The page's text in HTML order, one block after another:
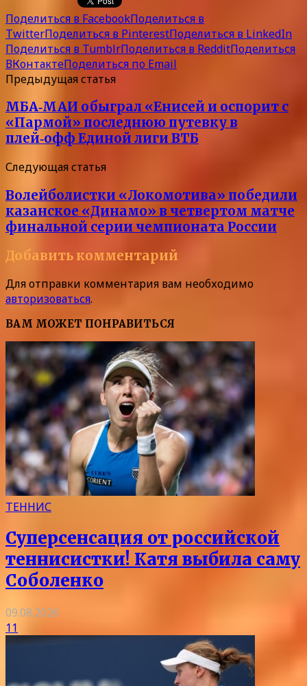
Поделиться в FacebookПоделиться в
TwitterПоделиться в PinterestПоделиться в LinkedIn
Поделиться в TumblrПоделиться в RedditПоделиться
ВКонтактеПоделиться по Email
Предыдущая статья
МБА‑МАИ обыграл «Енисей и оспорит с
«Пармой» последнюю путевку в
плей‑офф Единой лиги ВТБ
Следующая статья
Волейболистки «Локомотива» победили
казанское «Динамо» в четвертом матче
финальной серии чемпионата России
Добавить комментарий
Для отправки комментария вам необходимо
авторизоваться.
ВАМ МОЖЕТ ПОНРАВИТЬСЯ
ТЕННИС
Суперсенсация от российской
теннисистки! Катя выбила саму
Соболенко
09.08.2026
11